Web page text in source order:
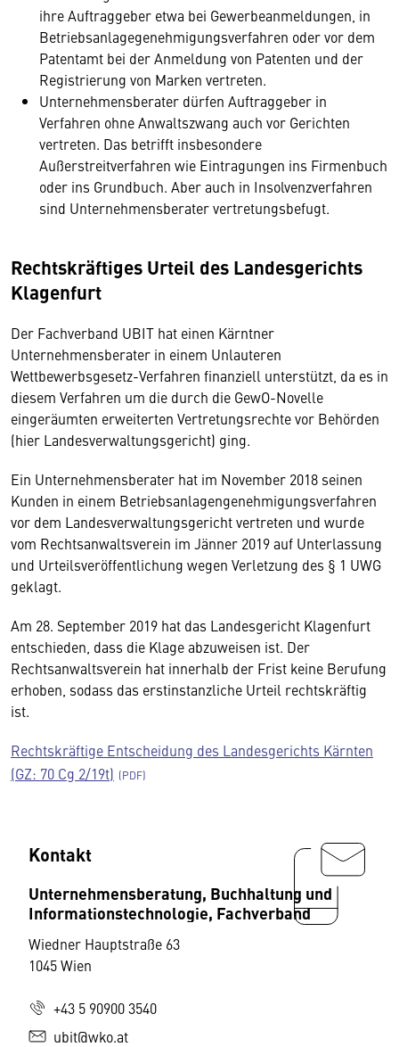
ihre Auftraggeber etwa bei Gewerbeanmeldungen, in
Betriebsanlagegenehmigungsverfahren oder vor dem
Patentamt bei der Anmeldung von Patenten und der
Registrierung von Marken vertreten.
Unternehmensberater dürfen Auftraggeber in
Verfahren ohne Anwaltszwang auch vor Gerichten
vertreten. Das betrifft insbesondere
Außerstreitverfahren wie Eintragungen ins Firmenbuch
oder ins Grundbuch. Aber auch in Insolvenzverfahren
sind Unternehmensberater vertretungsbefugt.
Rechtskräftiges Urteil des Landesgerichts
Klagenfurt
Der Fachverband UBIT hat einen Kärntner
Unternehmensberater in einem Unlauteren
Wettbewerbsgesetz-Verfahren finanziell unterstützt, da es in
diesem Verfahren um die durch die GewO-Novelle
eingeräumten erweiterten Vertretungsrechte vor Behörden
(hier Landesverwaltungsgericht) ging.
Ein Unternehmensberater hat im November 2018 seinen
Kunden in einem Betriebsanlagengenehmigungsverfahren
vor dem Landesverwaltungsgericht vertreten und wurde
vom Rechtsanwaltsverein im Jänner 2019 auf Unterlassung
und Urteilsveröffentlichung wegen Verletzung des § 1 UWG
geklagt.
Am 28. September 2019 hat das Landesgericht Klagenfurt
entschieden, dass die Klage abzuweisen ist. Der
Rechtsanwaltsverein hat innerhalb der Frist keine Berufung
erhoben, sodass das erstinstanzliche Urteil rechtskräftig
ist.
Rechtskräftige Entscheidung des Landesgerichts Kärnten
(GZ: 70 Cg 2/19t)
Kontakt
Unternehmensberatung, Buchhaltung und
Informationstechnologie, Fachverband
Wiedner Hauptstraße 63
1045 Wien
+43 5 90900 3540
ubit@wko.at